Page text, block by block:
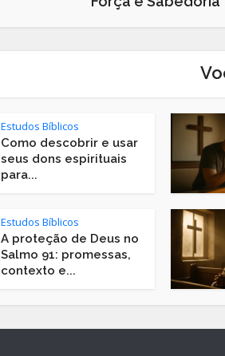
Estudos Bíblicos
Como descobrir e usar
seus dons espirituais
para...
Estudos Bíblicos
A proteção de Deus no
Salmo 91: promessas,
contexto e...